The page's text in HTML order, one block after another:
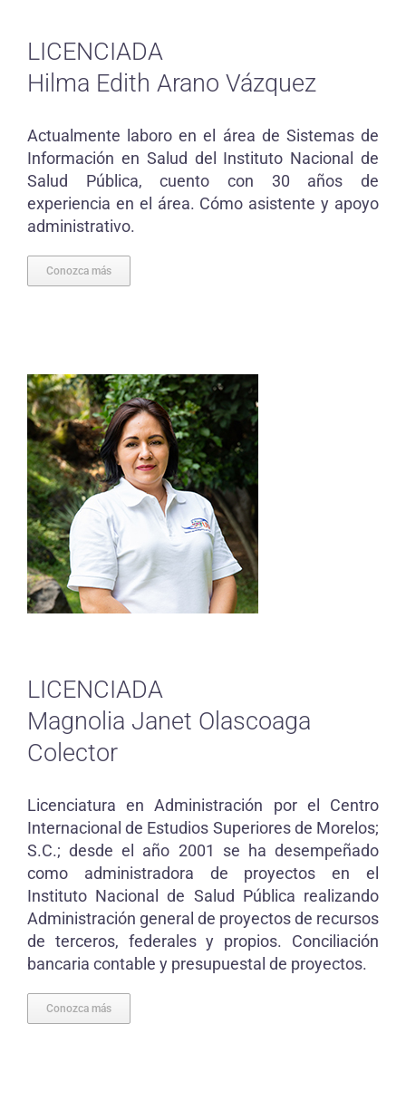
LICENCIADA
Hilma Edith Arano Vázquez
Actualmente laboro en el área de Sistemas de
Información en Salud del Instituto Nacional de
Salud Pública, cuento con 30 años de
experiencia en el área. Cómo asistente y apoyo
administrativo.
Conozca más
LICENCIADA
Magnolia Janet Olascoaga
Colector
Licenciatura en Administración por el Centro
Internacional de Estudios Superiores de Morelos;
S.C.; desde el año 2001 se ha desempeñado
como administradora de proyectos en el
Instituto Nacional de Salud Pública realizando
Administración general de proyectos de recursos
de terceros, federales y propios. Conciliación
bancaria contable y presupuestal de proyectos.
Conozca más